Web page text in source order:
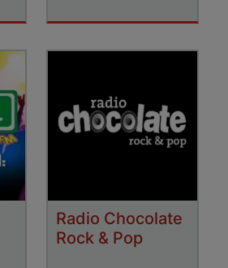
Radio Chocolate
Rock & Pop